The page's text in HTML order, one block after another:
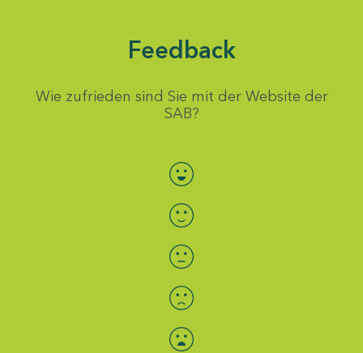
Feedback
Wie zufrieden sind Sie mit der Website der
SAB?
Bewertung auswählen